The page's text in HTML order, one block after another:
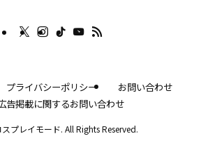
プライバシーポリシー
お問い合わせ
告掲載に関するお問い合わせ
スプレイモード. All Rights Reserved.